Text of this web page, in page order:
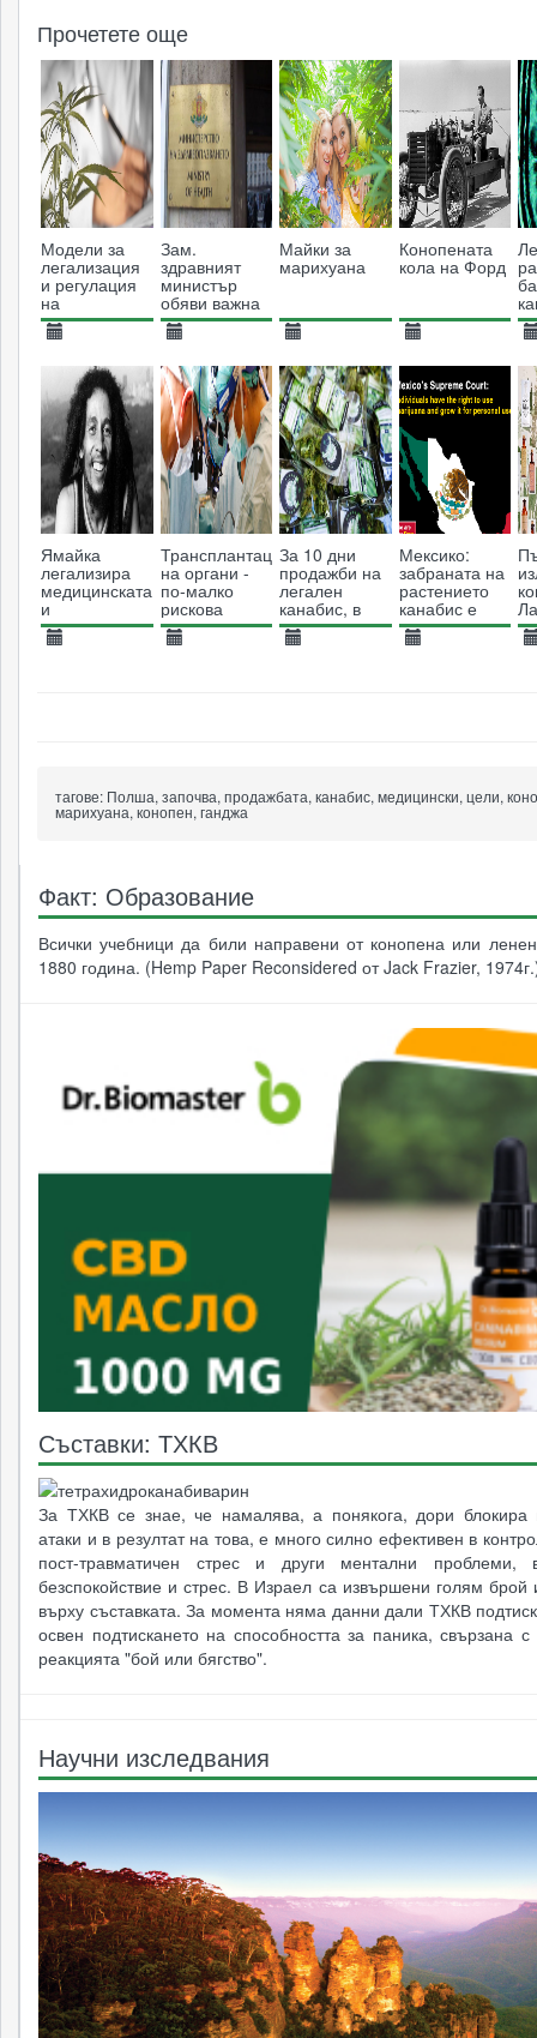
Прочетете още
Модели за
легализация
и регулация
на
медицинския
канабис в
1971
Зам.
здравният
министър
обяви важна
новина за
лечението на
пациенти4124
Майки за
марихуана
11358
Конопената
кола на Форд
6705
Ямайка
легализира
медицинската
и
декриминализира
рекреативната
Трансплантацията
на органи -
по-малко
рискова
благодарение
на канабис?
За 10 дни
продажби на
легален
канабис, в
хазната на
Вашингтон
Мексико:
забраната на
растението
канабис е
тагове: Полша, започва, продажбата, канабис, медицински, цели,
марихуана, конопен, ганджа
Факт: Образование
Всички учебници да били направени от конопена или
1880 година. (Hemp Paper Reconsidered от Jack Frazier,
Съставки: ТХКВ
За ТХКВ се знае, че намалява, а понякога, дори блокира
атаки и в резултат на това, е много силно ефективен в
пост-травматичен стрес и други ментални проблеми,
безспокойствие и стрес. В Израел са извършени голям брой
върху съставката. За момента няма данни дали ТХКВ
освен подтискането на способността за паника, свързана
реакцията "бой или бягство".
Научни изследвания